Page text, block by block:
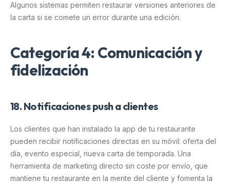
Algunos sistemas permiten restaurar versiones anteriores de
la carta si se comete un error durante una edición.
Categoría 4: Comunicación y
fidelización
18. Notificaciones push a clientes
Los clientes que han instalado la app de tu restaurante
pueden recibir notificaciones directas en su móvil: oferta del
día, evento especial, nueva carta de temporada. Una
herramienta de marketing directo sin coste por envío, que
mantiene tu restaurante en la mente del cliente y fomenta la